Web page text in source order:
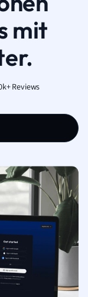
mit
Reviews